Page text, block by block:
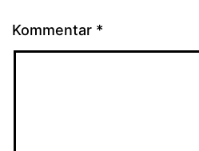
Kommentar *